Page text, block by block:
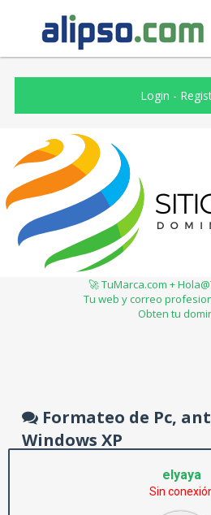
Login -
🚀 TuMarca.com +
Tu web y correo
Obten tu
Formateo de Pc,
Windows XP
elyaya
Sin